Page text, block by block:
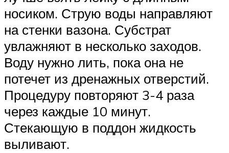
носиком. Струю воды направляют
на стенки вазона. Субстрат
увлажняют в несколько заходов.
Воду нужно лить, пока она не
потечет из дренажных отверстий.
Процедуру повторяют 3-4 раза
через каждые 10 минут.
Стекающую в поддон жидкость
выливают.